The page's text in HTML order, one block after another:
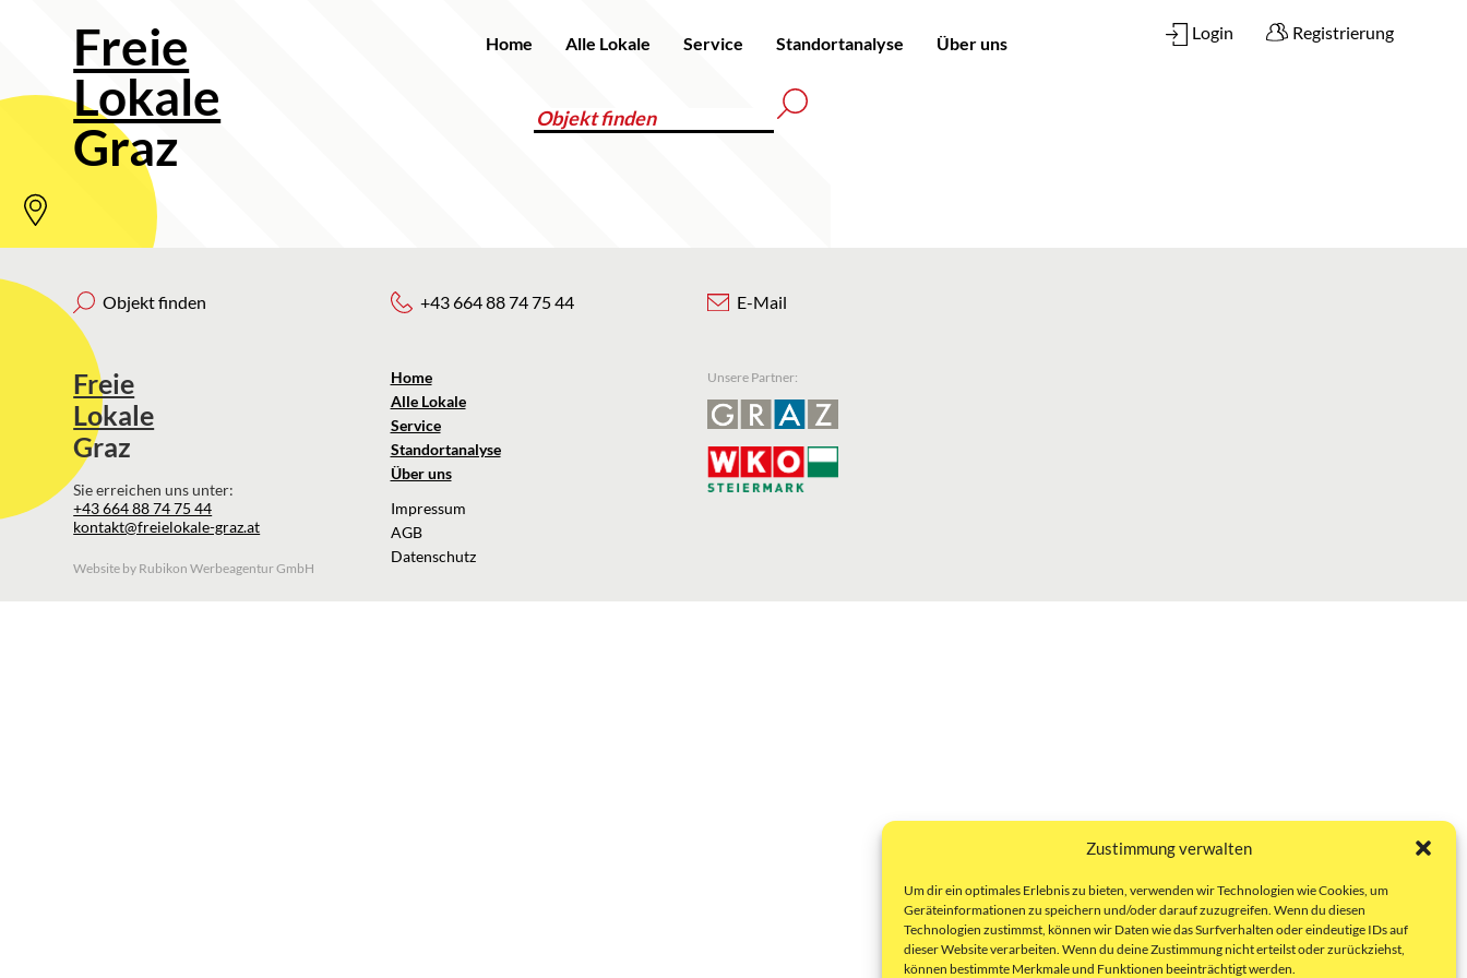
Zustimmung verwalten
Um dir ein optimales Erlebnis zu bieten, verwenden wir Technologien wie Cookies, um
Geräteinformationen zu speichern und/oder darauf zuzugreifen. Wenn du diesen
Technologien zustimmst, können wir Daten wie das Surfverhalten oder eindeutige IDs auf
dieser Website verarbeiten. Wenn du deine Zustimmung nicht erteilst oder zurückziehst,
können bestimmte Merkmale und Funktionen beeinträchtigt werden.
Freie
Lokale
Graz
Home Alle Lokale Service Standortanalyse Über uns
Login Registrierung
Objekt finden
Freie
Lokale
Graz
Sie erreichen uns unter:
+43 664 88 74 75 44
kontakt@freielokale-graz.at
Website by Rubikon Werbeagentur GmbH
+43 664 88 74 75 44
Home
Alle Lokale
Service
Standortanalyse
Über uns
Impressum
AGB
Datenschutz
E-Mail
Unsere Partner: